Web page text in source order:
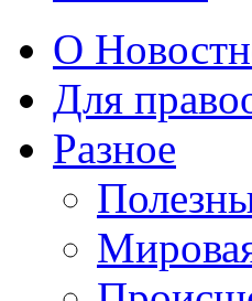
О
Для
Разное